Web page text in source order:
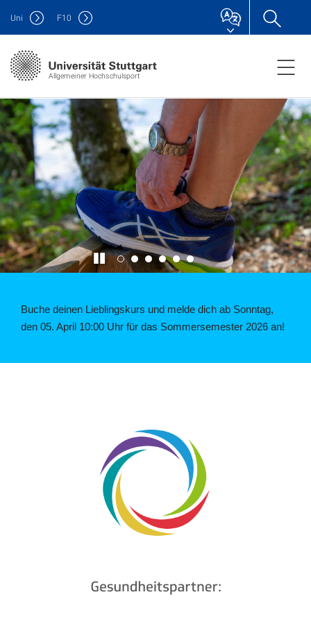
Allgemeiner Hochschulsport
Uni F10
Buche deinen Lieblingskurs und melde dich ab Sonntag,
den 05. April 10:00 Uhr für das Sommersemester 2026 an!